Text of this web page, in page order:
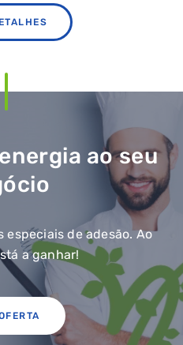
ao seu
especiais de adesão. Ao
a ganhar!
GÁS NATURAL